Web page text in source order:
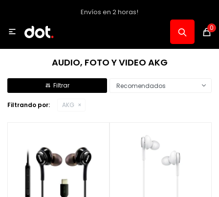
Envíos en 2 horas!
0

AUDIO, FOTO Y VIDEO AKG
Recomendados
Filtrando por: AKG
Notebooks y PC
Informática
Audio, Foto y Video